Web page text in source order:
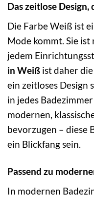
Das zeitlose Design,
Die Farbe Weiß ist
Mode kommt. Sie
jedem
in Weiß ist daher
ein zeitloses Design
in jedes
modernen,
bevorzugen – diese
ein Blickfang sein.
Passend zu
In modernen